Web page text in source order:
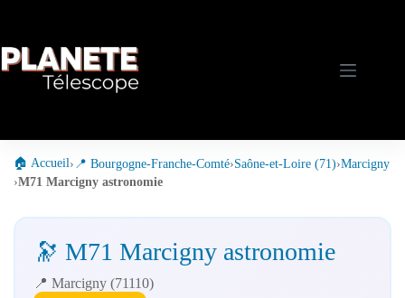
🏠 Accueil› 📍 Bourgogne-Franche-Comté›Saône-et-Loire (71)›Marcigny
›M71 Marcigny astronomie
🔭 M71 Marcigny astronomie
📍 Marcigny (71110)